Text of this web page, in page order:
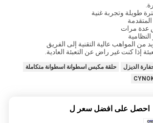
الديزل
حلقة مكبس اسطوانة اسطوانة متكاملة
احصل على افضل سعر ل